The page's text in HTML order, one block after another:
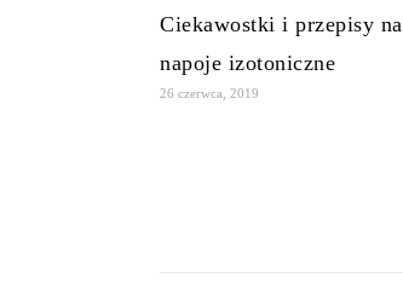
Ciekawostki i przepisy na
napoje izotoniczne
26 czerwca, 2019